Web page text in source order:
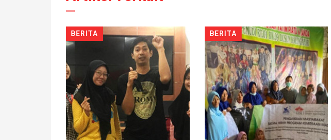
BERITA BERITA